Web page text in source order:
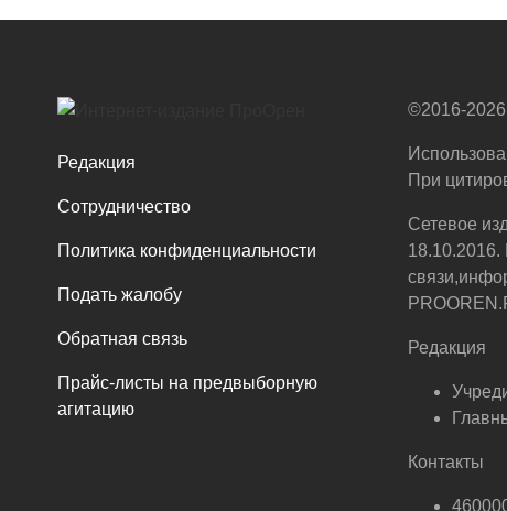
Редакция
Сотрудничество
Политика конфиденциальности
Подать жалобу
Обратная связь
Прайс-листы на предвыборную
агитацию
©2016-
При
Сетевое
Редакция
Контакты